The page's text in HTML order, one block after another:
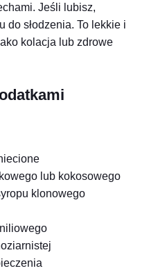
Jeśli lubisz,
do słodzenia. To lekkie i
kolacja lub zdrowe
lub kokosowego
klonowego